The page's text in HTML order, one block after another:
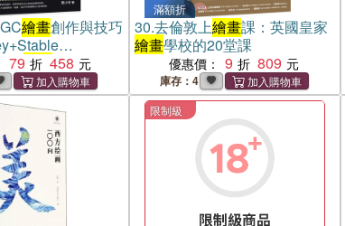
繪畫創作與技巧
AI繪畫的基本概
、使用方法……
世界，學習AI繪
感受AI繪畫
79 458
滿額折
30.去倫敦上繪畫課：英國皇家
繪畫學校的20堂課
優惠價： 9 809
庫存：4
限制級